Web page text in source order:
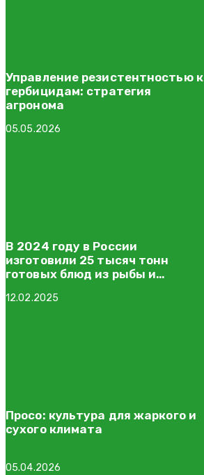
Управление резистентностью к
гербицидам: стратегия
агронома
05.05.2026
В 2024 году в России
изготовили 25 тысяч тонн
готовых блюд из рыбы и
12.02.2025
Просо: культура для жаркого и
сухого климата
05.04.2026